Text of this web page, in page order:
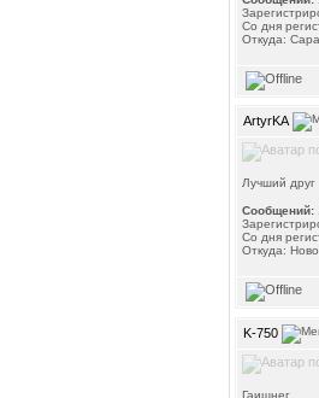
Со дня
Откуда:
ArtyrKA
Лучший друг
Сообщений:
Со дня
Откуда:
K-750
Гаишнег